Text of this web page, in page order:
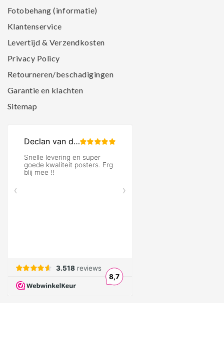
Fotobehang (informatie)
Klantenservice
Levertijd & Verzendkosten
Privacy Policy
Retourneren/beschadigingen
Garantie en klachten
Sitemap